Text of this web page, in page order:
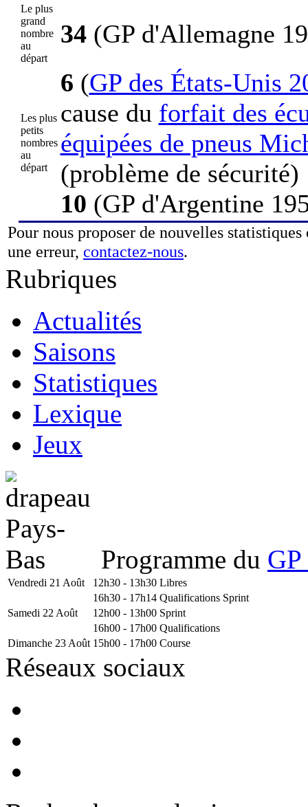
Le plus
grand
nombre
au
départ
34(GP d'Allemagne
Les plus
petits
nombres
au
départ
6 (GP des États-Unis
cause du forfait des
équipées de pneus
(problème de sécurité)
10 (GP d'Argentine
Pour nous proposer de nouvelles statistiques
une erreur, contactez-nous.
Rubriques
Actualités
Saisons
Statistiques
Lexique
Jeux
Programme du
Vendredi 21 Août 12h30 - 13h30 Libres
16h30 - 17h14 Qualifications Sprint
Samedi 22 Août
12h00 - 13h00 Sprint
16h00 - 17h00 Qualifications
Dimanche 23 Août 15h00 - 17h00 Course
Réseaux sociaux